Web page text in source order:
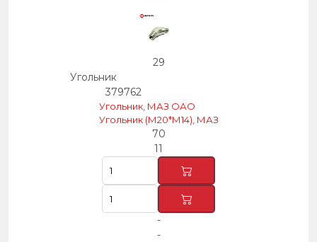
29
Угольник
379762
Угольник, МАЗ ОАО
Угольник (М20*М14), МАЗ
70
11
-
-